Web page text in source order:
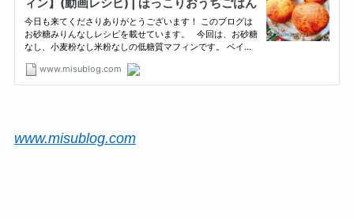
www.misublog.com